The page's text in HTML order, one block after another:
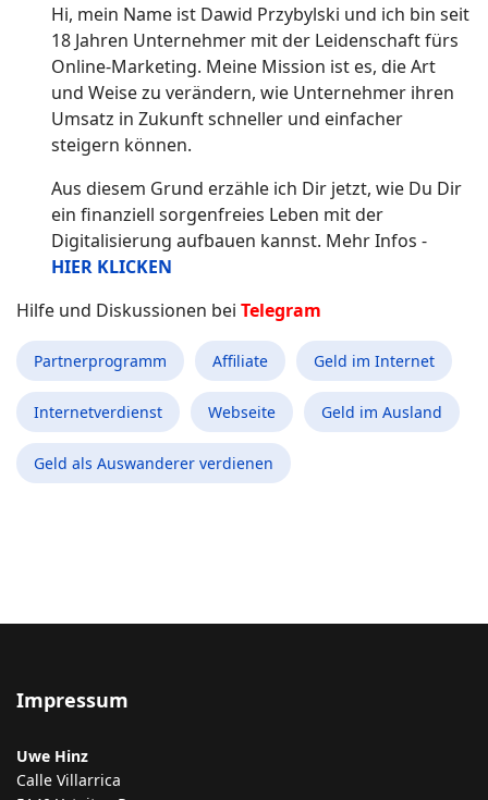
Hi, mein Name ist Dawid Przybylski und ich bin seit
18 Jahren Unternehmer mit der Leidenschaft fürs
Online-Marketing. Meine Mission ist es, die Art
und Weise zu verändern, wie Unternehmer ihren
Umsatz in Zukunft schneller und einfacher
steigern können.
Aus diesem Grund erzähle ich Dir jetzt, wie Du Dir
ein finanziell sorgenfreies Leben mit der
Digitalisierung aufbauen kannst. Mehr Infos -
HIER KLICKEN
Hilfe und Diskussionen bei Telegram
Partnerprogramm Affiliate Geld im Internet
Internetverdienst Webseite Geld im Ausland
Geld als Auswanderer verdienen
Impressum
Uwe Hinz
Calle Villarrica